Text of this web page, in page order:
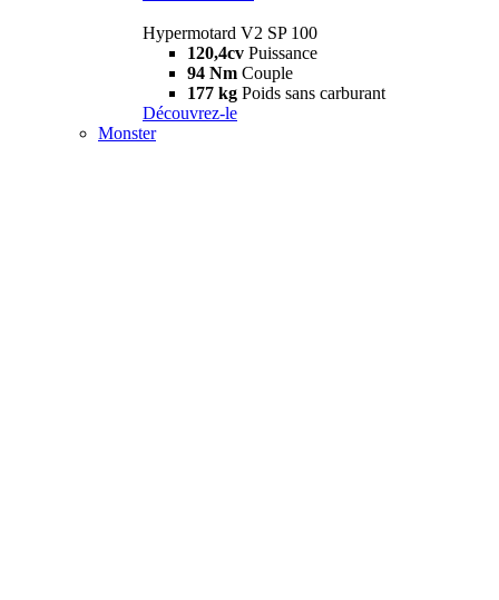
Hypermotard V2 SP 100
120,4cv Puissance
94 Nm Couple
177 kg Poids sans carburant
Découvrez-le
Monster